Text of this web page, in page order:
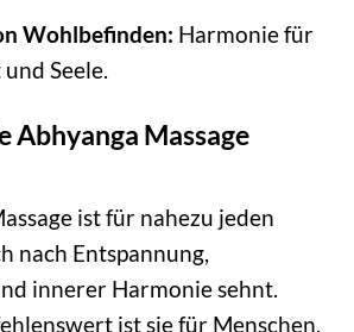
Wohlbefinden: Harmonie für
Seele.
Abhyanga Massage
ist für nahezu jeden
nach Entspannung,
innerer Harmonie sehnt.
ist sie für Menschen,